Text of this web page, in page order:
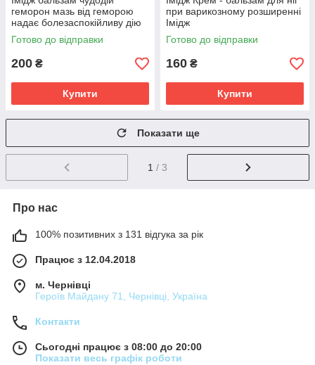
геморон мазь від геморою
надає болезаспокійливу дію
при лікуванні геморою
Готово до відправки
200 ₴
Купити
при варикозному розширенні
Імідж
Готово до відправки
160 ₴
Купити
Показати ще
1 / 3
Про нас
100% позитивних з 131 відгука за рік
Працює з 12.04.2018
м. Чернівці
Героїв Майдану 71, Чернівці, Україна
Контакти
Сьогодні працює з 08:00 до 20:00
Показати весь графік роботи